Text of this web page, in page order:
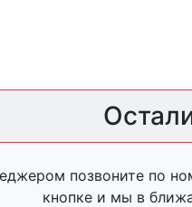
позвоните по
кнопке и мы в